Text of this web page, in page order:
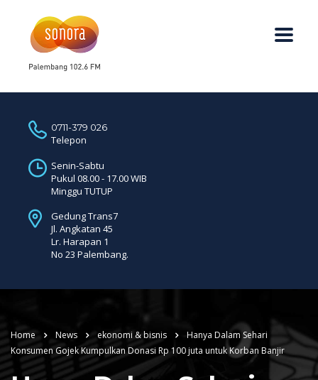
0711-379 026
Telepon
Senin-Sabtu
Pukul 08.00 - 17.00 WIB
Minggu TUTUP
Gedung Trans7
Jl. Angkatan 45
Lr. Harapan 1
No 23 Palembang.
Home News ekonomi & bisnis
Hanya Dalam Sehari
Konsumen Gojek Kumpulkan Donasi Rp 100 juta untuk Korban Banjir